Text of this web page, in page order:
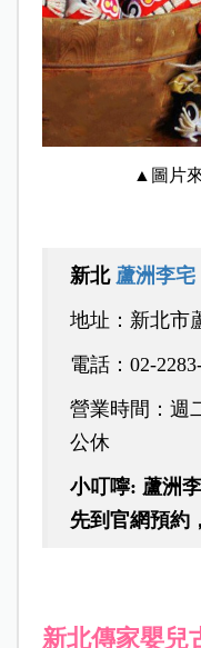
▲圖片
新北 蘆洲李宅
地址：新北市
電話：02-
營業時間：週
公休
小叮嚀: 蘆洲
先到官網預約
新北傳家嬰兒